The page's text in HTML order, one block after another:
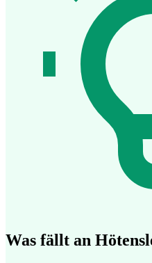
Was fällt an